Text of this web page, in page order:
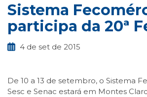
Sistema
participa da 20ª
4 de set de 2015
De 10 a 13 de setembro, o Sistema
Sesc e Senac estará em Montes